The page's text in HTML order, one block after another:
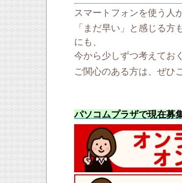
スマートフォンを使う人
「まだ早い」と感じる
にも、
今から少しずつ考えてお
ご関心のある方は、ぜひ
パソコムプラザで現在募